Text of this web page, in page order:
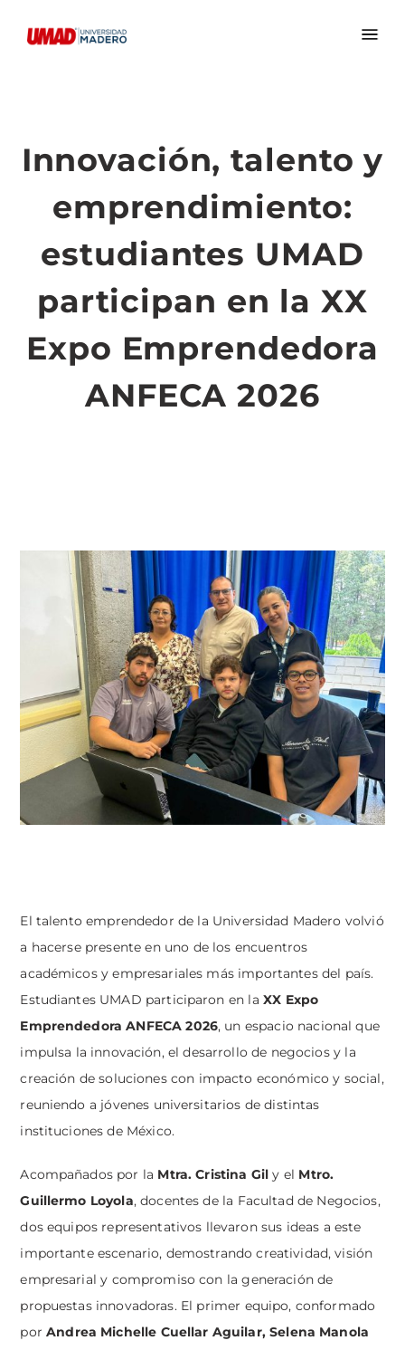
Innovación, talento y
emprendimiento:
estudiantes UMAD
participan en la XX
Expo Emprendedora
ANFECA 2026
El talento emprendedor de la Universidad Madero volvió
a hacerse presente en uno de los encuentros
académicos y empresariales más importantes del país.
Estudiantes UMAD participaron en la XX Expo
Emprendedora ANFECA 2026, un espacio nacional que
impulsa la innovación, el desarrollo de negocios y la
creación de soluciones con impacto económico y social,
reuniendo a jóvenes universitarios de distintas
instituciones de México.
Acompañados por la Mtra. Cristina Gil y el Mtro.
Guillermo Loyola, docentes de la Facultad de Negocios,
dos equipos representativos llevaron sus ideas a este
importante escenario, demostrando creatividad, visión
empresarial y compromiso con la generación de
propuestas innovadoras. El primer equipo, conformado
porAndrea Michelle Cuellar Aguilar, Selena Manola